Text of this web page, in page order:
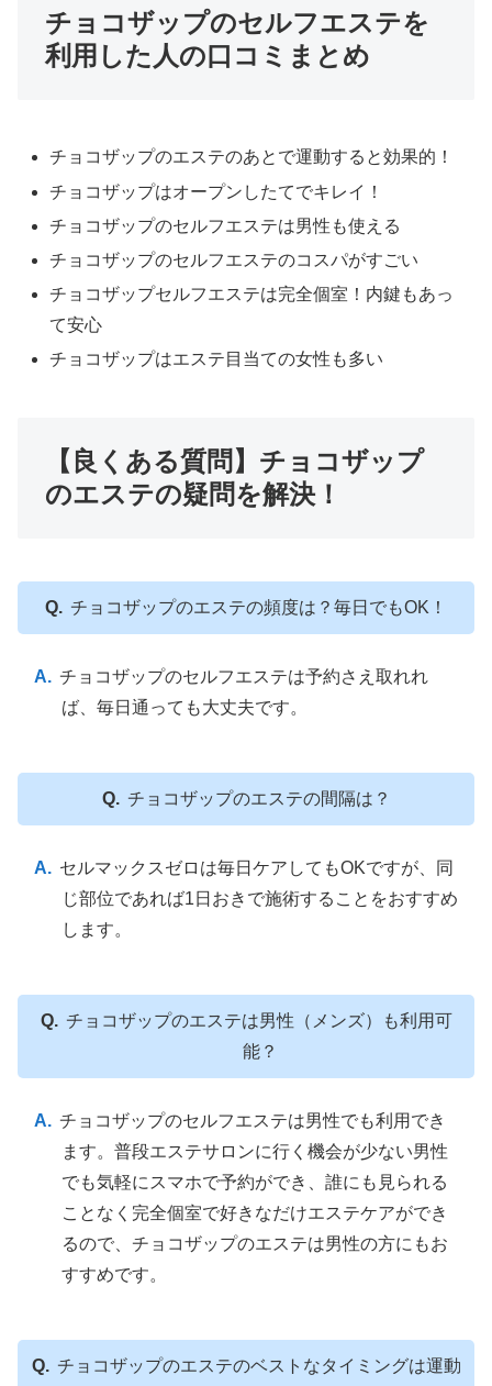
チョコザップのセルフエステを
利用した人の口コミまとめ
チョコザップのエステのあとで運動すると効果的！
チョコザップはオープンしたてでキレイ！
チョコザップのセルフエステは男性も使える
チョコザップのセルフエステのコスパがすごい
チョコザップセルフエステは完全個室！内鍵もあっ
て安心
チョコザップはエステ目当ての女性も多い
【良くある質問】チョコザップ
のエステの疑問を解決！
チョコザップのエステの頻度は？毎日でもOK！
チョコザップのセルフエステは予約さえ取れれ
ば、毎日通っても大丈夫です。
チョコザップのエステの間隔は？
セルマックスゼロは毎日ケアしてもOKですが、同
じ部位であれば1日おきで施術することをおすすめ
します。
チョコザップのエステは男性（メンズ）も利用可
能？
チョコザップのセルフエステは男性でも利用でき
ます。普段エステサロンに行く機会が少ない男性
でも気軽にスマホで予約ができ、誰にも見られる
ことなく完全個室で好きなだけエステケアができ
るので、チョコザップのエステは男性の方にもお
すすめです。
チョコザップのエステのベストなタイミングは運動